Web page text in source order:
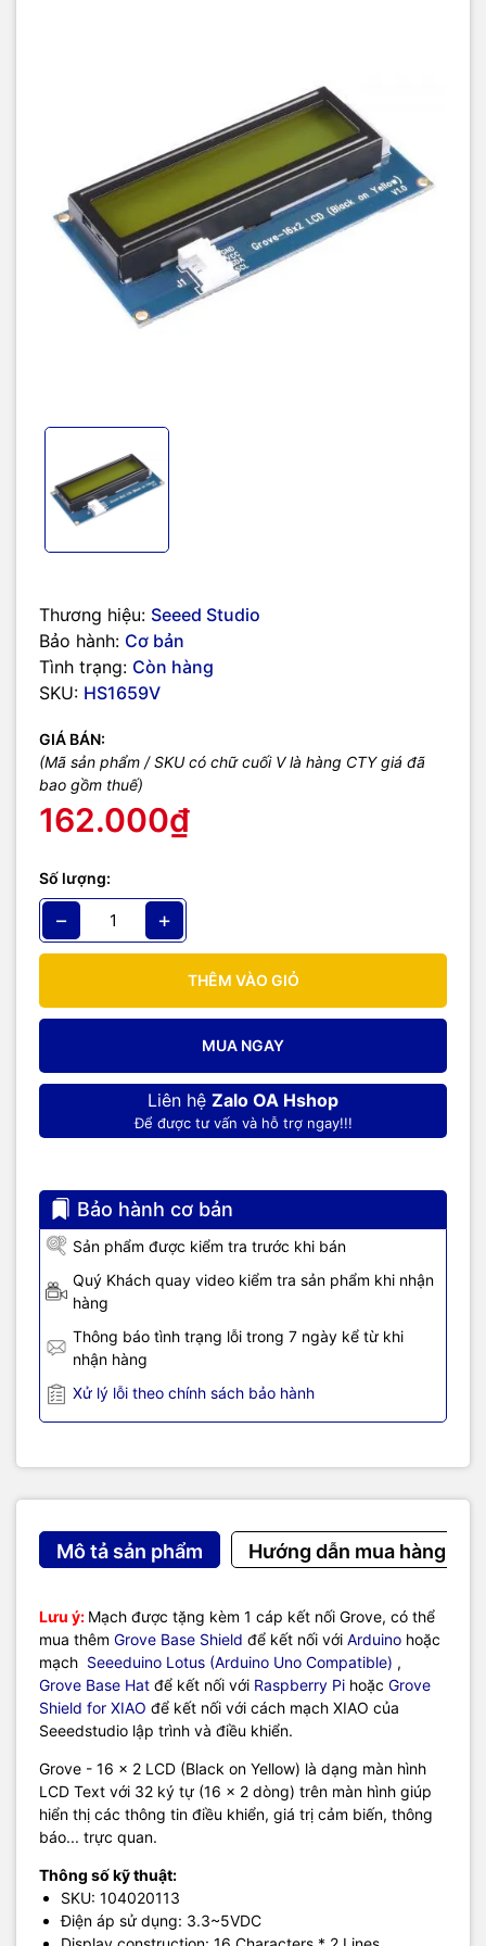
Thương hiệu: Seeed Studio
Bảo hành: Cơ bản
Tình trạng: Còn hàng
SKU: HS1659V
GIÁ BÁN:
(Mã sản phẩm / SKU có chữ cuối V là hàng CTY giá đã
bao gồm thuế)
162.000₫
Số lượng:
− +
THÊM VÀO GIỎ
MUA NGAY
Liên hệ Zalo OA Hshop
Để được tư vấn và hỗ trợ ngay!!!
Bảo hành cơ bản
Sản phẩm được kiểm tra trước khi bán
Quý Khách quay video kiểm tra sản phẩm khi nhận
hàng
Thông báo tình trạng lỗi trong 7 ngày kể từ khi
nhận hàng
Xử lý lỗi theo chính sách bảo hành
Mô tả sản phẩm Hướng dẫn mua hàng
Lưu ý: Mạch được tặng kèm 1 cáp kết nối Grove, có thể
mua thêm Grove Base Shield để kết nối với Arduino hoặc
mạch Seeeduino Lotus (Arduino Uno Compatible) ,
Grove Base Hat để kết nối với Raspberry Pi hoặc Grove
Shield for XIAO để kết nối với cách mạch XIAO của
Seeedstudio lập trình và điều khiển.
Grove - 16 x 2 LCD (Black on Yellow) là dạng màn hình
LCD Text với 32 ký tự (16 x 2 dòng) trên màn hình giúp
hiển thị các thông tin điều khiển, giá trị cảm biến, thông
báo... trực quan.
Thông số kỹ thuật:
SKU: 104020113
Điện áp sử dụng: 3.3~5VDC